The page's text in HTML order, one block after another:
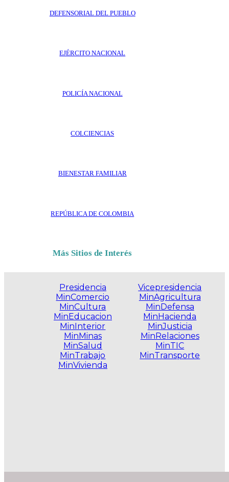
DEFENSORIAL DEL PUEBLO
EJÉRCITO NACIONAL
POLICÍA NACIONAL
COLCIENCIAS
BIENESTAR FAMILIAR
REPÚBLICA DE COLOMBIA
Más Sitios de Interés
Presidencia
MinComercio
MinCultura
MinEducacion
MinInterior
MinMinas
MinSalud
MinTrabajo
MinVivienda
Vicepresidencia
MinAgricultura
MinDefensa
MinHacienda
MinJusticia
MinRelaciones
MinTIC
MinTransporte